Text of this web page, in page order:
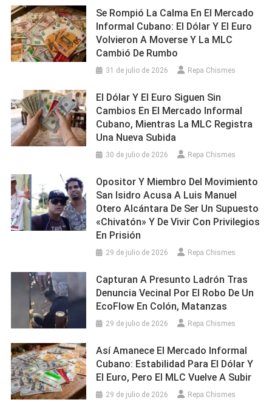
Se Rompió La Calma En El Mercado
Informal Cubano: El Dólar Y El Euro
Volvieron A Moverse Y La MLC
Cambió De Rumbo
31 de julio de 2026 Repa Chismes
El Dólar Y El Euro Siguen Sin
Cambios En El Mercado Informal
Cubano, Mientras La MLC Registra
Una Nueva Subida
30 de julio de 2026 Repa Chismes
Opositor Y Miembro Del Movimiento
San Isidro Acusa A Luis Manuel
Otero Alcántara De Ser Un Supuesto
«chivatón» Y De Vivir Con Privilegios
En Prisión
29 de julio de 2026 Repa Chismes
Capturan A Presunto Ladrón Tras
Denuncia Vecinal Por El Robo De Un
EcoFlow En Colón, Matanzas
29 de julio de 2026 Repa Chismes
Así Amanece El Mercado Informal
Cubano: Estabilidad Para El Dólar Y
El Euro, Pero El MLC Vuelve A Subir
29 de julio de 2026 Repa Chismes